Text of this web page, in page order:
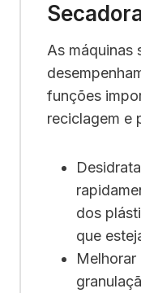
As máquinas
funções
reciclagem e
dos
que
Melhorar